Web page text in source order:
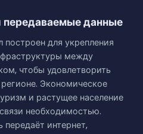
передаваемые данные
для укрепления
между
чтобы удовлетворить
Экономическое
и растущее население
необходимостью.
передаёт интернет,